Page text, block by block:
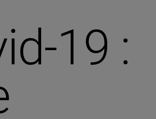
19 :